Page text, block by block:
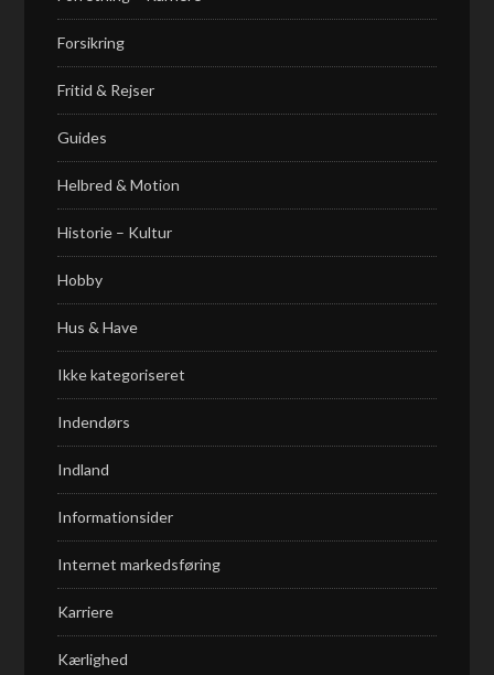
Forsikring
Fritid & Rejser
Guides
Helbred & Motion
Historie – Kultur
Hobby
Hus & Have
Ikke kategoriseret
Indendørs
Indland
Informationsider
Internet markedsføring
Karriere
Kærlighed